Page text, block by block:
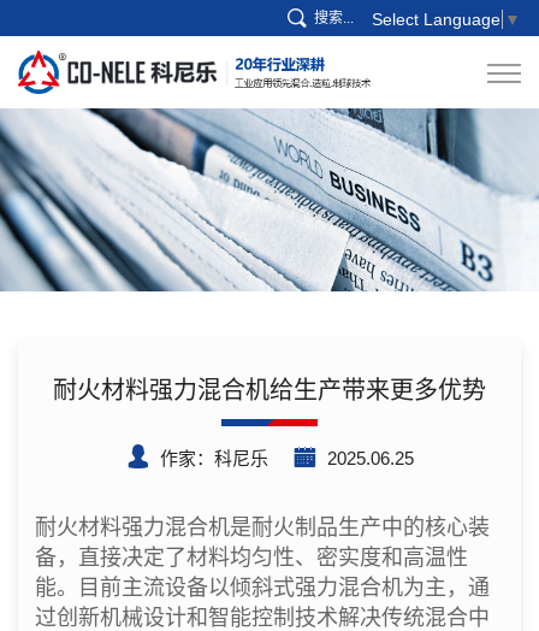
搜索... Select Language ▼
耐火材料强力混合机给生产带来更多优势
作家：科尼乐 2025.06.25
耐火材料强力混合机是耐火制品生产中的核心装
备，直接决定了材料均匀性、密实度和高温性
能。目前主流设备以倾斜式强力混合机为主，通
过创新机械设计和智能控制技术解决传统混合中